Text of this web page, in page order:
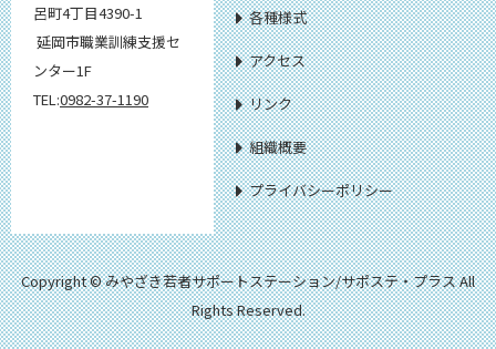
呂町4丁目4390-1
延岡市職業訓練支援セ
ンター1F
TEL:0982-37-1190
各種様式
アクセス
リンク
組織概要
プライバシーポリシー
Copyright © みやざき若者サポートステーション/サポステ・プラス All
Rights Reserved.